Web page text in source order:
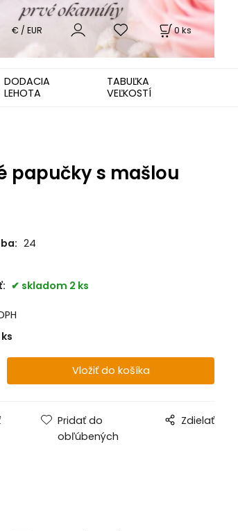
0ks
€ / EUR
DODACIA
LEHOTA
TABUĽKA
VEĽKOSTÍ
papučky s mašlou
24
skladom 2 ks
ks
Pridať do
obľúbených
Zdielať